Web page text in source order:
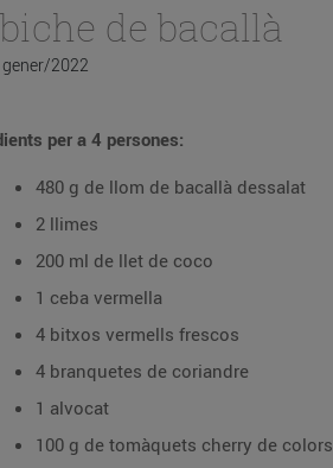
de bacallà
2022
per a 4 persones:
480 g de llom de bacallà dessalat
2 llimes
200 ml de llet de coco
1 ceba vermella
4 bitxos vermells frescos
4 branquetes de coriandre
1 alvocat
100 g de tomàquets cherry de colors